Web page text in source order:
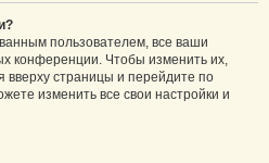
пользователем, все ваши
конференции. Чтобы изменить их,
вверху страницы и перейдите по
изменить все свои настройки и